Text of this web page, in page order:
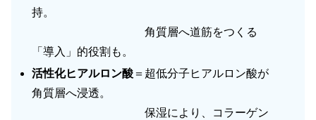
持。
角質層へ道筋をつくる
「導入」的役割も。
活性化ヒアルロン酸 ＝超低分子ヒアルロン酸が
角質層へ浸透。
保湿により、コラーゲン